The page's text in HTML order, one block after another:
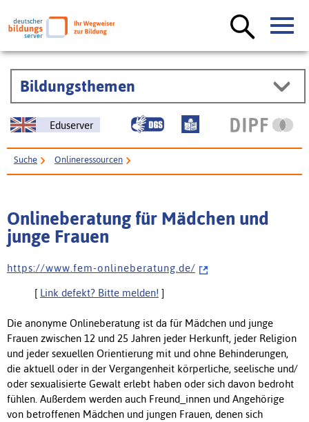
Bildungsthemen
Eduserver
Suche Onlineressourcen
Onlineberatung für Mädchen und
junge Frauen
h t t p s : / / w w w . f e m - o n l i n e b e r a t u n g . d e /
[ Link defekt? Bitte melden! ]
Die anonyme Onlineberatung ist da für Mädchen und junge
Frauen zwischen 12 und 25 Jahren jeder Herkunft, jeder Religion
und jeder sexuellen Orientierung mit und ohne Behinderungen,
die aktuell oder in der Vergangenheit körperliche, seelische und/
oder sexualisierte Gewalt erlebt haben oder sich davon bedroht
fühlen. Außerdem werden auch Freund_innen und Angehörige
von betroffenen Mädchen und jungen Frauen, denen sich